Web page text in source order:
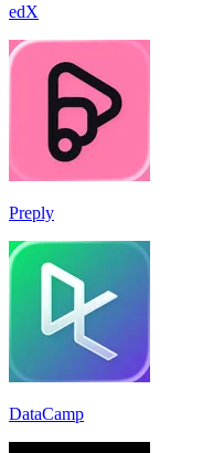
edX
Preply
DataCamp